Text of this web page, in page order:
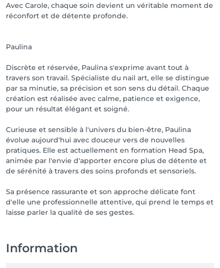
Avec Carole, chaque soin devient un véritable moment de
réconfort et de détente profonde.
Paulina
Discrète et réservée, Paulina s'exprime avant tout à
travers son travail. Spécialiste du nail art, elle se distingue
par sa minutie, sa précision et son sens du détail. Chaque
création est réalisée avec calme, patience et exigence,
pour un résultat élégant et soigné.
Curieuse et sensible à l'univers du bien-être, Paulina
évolue aujourd'hui avec douceur vers de nouvelles
pratiques. Elle est actuellement en formation Head Spa,
animée par l'envie d'apporter encore plus de détente et
de sérénité à travers des soins profonds et sensoriels.
Sa présence rassurante et son approche délicate font
d'elle une professionnelle attentive, qui prend le temps et
Information